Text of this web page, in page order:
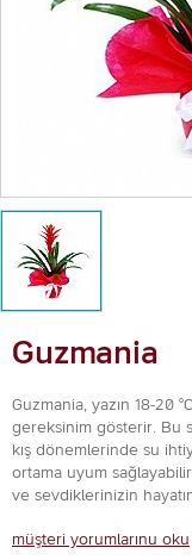
Guzmania
Guzmania, yazın 18-20
gereksinim gösterir. Bu
kış dönemlerinde su
ortama uyum
ve sevdiklerinizin
müşteri yorumlarınu oku